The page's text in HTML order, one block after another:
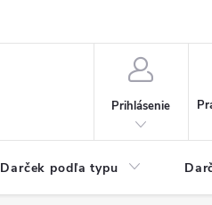
Prihlásenie
Darček podľa typu